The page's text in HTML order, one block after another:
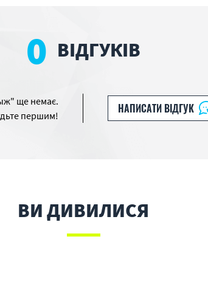
0 ВІДГУКІВ
ще немає.
першим!
НАПИСАТИ ВІДГУК
ВИ ДИВИЛИСЯ